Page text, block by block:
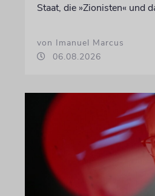
Staat, die »Zionisten« und
von Imanuel Marcus
06.08.2026